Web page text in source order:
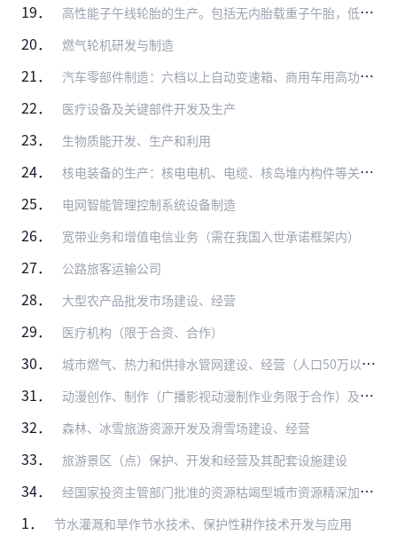
19． 高性能子午线轮胎的生产。包括无内胎载重子午胎，低断面和扁平化（低于55系列）、大轮辋高性能轿车子午胎（15吋以上），航空轮胎及农用子午胎的生产
20． 燃气轮机研发与制造
21． 汽车零部件制造：六档以上自动变速箱、商用车用高功率密度驱动桥、随动前照灯系统、LED前照灯、轻量化材料应用（高强钢、铝镁合金、复合塑料、粉末冶金、高强度复合纤维…
22． 医疗设备及关键部件开发及生产
23． 生物质能开发、生产和利用
24． 核电装备的生产：核电电机、电缆、核岛堆内构件等关键配套部件研发生产
25． 电网智能管理控制系统设备制造
26． 宽带业务和增值电信业务（需在我国入世承诺框架内）
27． 公路旅客运输公司
28． 大型农产品批发市场建设、经营
29． 医疗机构（限于合资、合作）
30． 城市燃气、热力和供排水管网建设、经营（人口50万以上城市中方控股）
31． 动漫创作、制作（广播影视动漫制作业务限于合作）及衍生品开发（音像制品和电子出版物的出版、制作业务除外）
32． 森林、冰雪旅游资源开发及滑雪场建设、经营
33． 旅游景区（点）保护、开发和经营及其配套设施建设
34． 经国家投资主管部门批准的资源枯竭型城市资源精深加工和接续产业等项目
1． 节水灌溉和旱作节水技术、保护性耕作技术开发与应用